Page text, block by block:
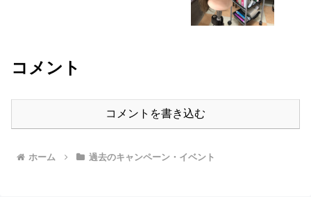
コメント
コメントを書き込む
ホーム 過去のキャンペーン・イベント